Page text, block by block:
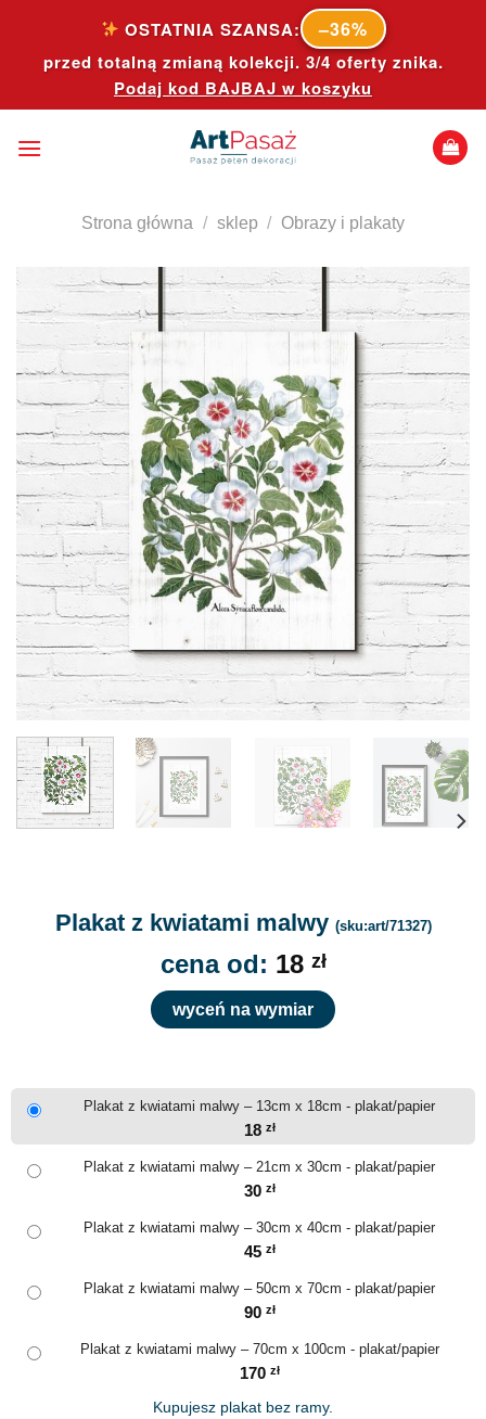
content
OSTATNIA SZANSA: –36%
przed totalną zmianą kolekcji. 3/4 oferty znika.
Podaj kod BAJBAJ w koszyku
Strona główna / sklep / Obrazy i plakaty
Plakat z kwiatami malwy (sku:art/71327)
cena od: 18 zł
wyceń na wymiar
Plakat z kwiatami malwy – 13cm x 18cm - plakat/papier
18 zł
Plakat z kwiatami malwy – 21cm x 30cm - plakat/papier
30 zł
Plakat z kwiatami malwy – 30cm x 40cm - plakat/papier
45 zł
Plakat z kwiatami malwy – 50cm x 70cm - plakat/papier
90 zł
Plakat z kwiatami malwy – 70cm x 100cm - plakat/papier
170 zł
Kupujesz plakat bez ramy.